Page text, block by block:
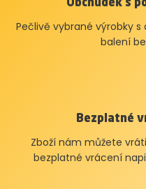
Obchůdek s
Pečlivě vybrané výrobky
balení
Bezplatné
Zboží nám můžete
bezplatné vrácení